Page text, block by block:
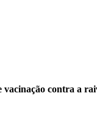
vacinação contra a